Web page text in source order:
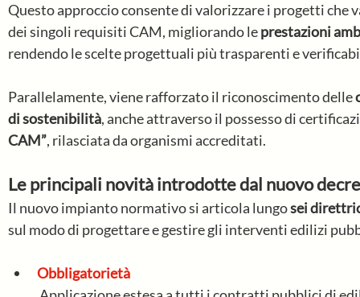
Questo approccio consente di valorizzare i progetti
dei singoli requisiti CAM, migliorando le prestazioni
rendendo le scelte progettuali più trasparenti e
Parallelamente, viene rafforzato il riconoscimento delle
di sostenibilità, anche attraverso il possesso di
CAM”, rilasciata da organismi accreditati.
Le principali novità introdotte dal nuovo
Il nuovo impianto normativo si articola lungo sei
sul modo di progettare e gestire gli interventi edilizi
Obbligatorietà